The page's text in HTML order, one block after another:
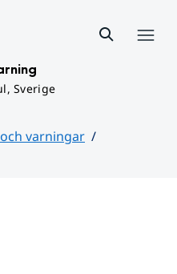
Sverige
varningar